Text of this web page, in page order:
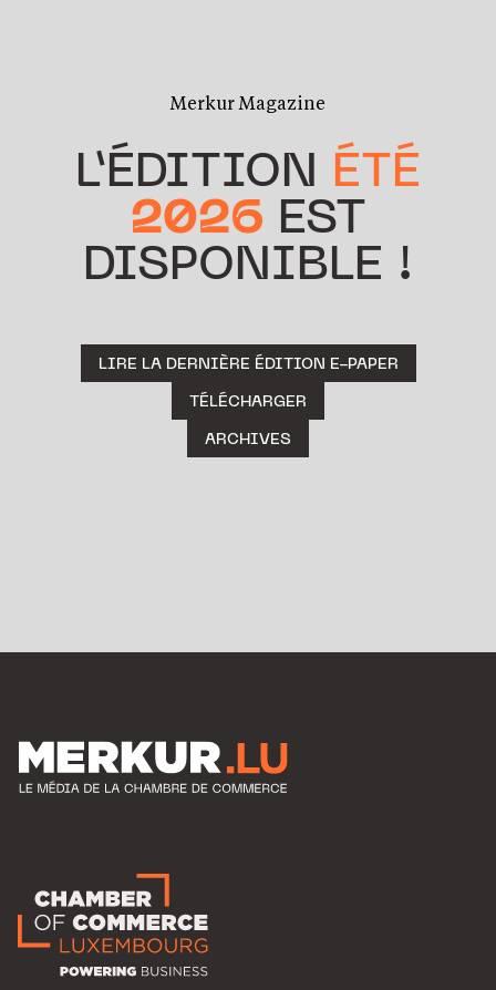
Merkur Magazine
L’ÉDITION ÉTÉ
2026 EST
DISPONIBLE !
LIRE LA DERNIÈRE ÉDITION E-PAPER
TÉLÉCHARGER
ARCHIVES